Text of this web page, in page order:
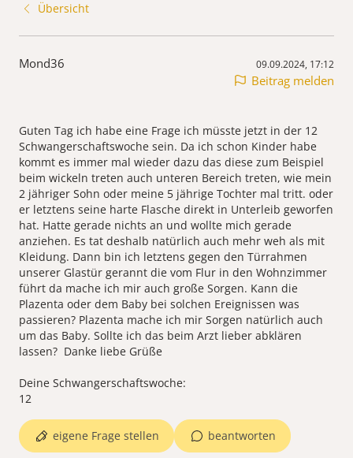
Übersicht
Mond36 09.09.2024, 17:12
Beitrag melden
Guten Tag ich habe eine Frage ich müsste jetzt in der 12
Schwangerschaftswoche sein. Da ich schon Kinder habe
kommt es immer mal wieder dazu das diese zum Beispiel
beim wickeln treten auch unteren Bereich treten, wie mein
2 jähriger Sohn oder meine 5 jährige Tochter mal tritt. oder
er letztens seine harte Flasche direkt in Unterleib geworfen
hat. Hatte gerade nichts an und wollte mich gerade
anziehen. Es tat deshalb natürlich auch mehr weh als mit
Kleidung. Dann bin ich letztens gegen den Türrahmen
unserer Glastür gerannt die vom Flur in den Wohnzimmer
führt da mache ich mir auch große Sorgen. Kann die
Plazenta oder dem Baby bei solchen Ereignissen was
passieren? Plazenta mache ich mir Sorgen natürlich auch
um das Baby. Sollte ich das beim Arzt lieber abklären
lassen? Danke liebe Grüße
Deine Schwangerschaftswoche:
beantworten
eigene Frage stellen